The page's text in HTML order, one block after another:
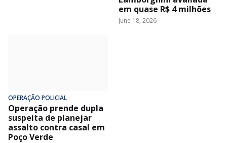
em quase R$ 4 milhões
June 18, 2026
OPERAÇÃO POLICIAL
Operação prende dupla
suspeita de planejar
assalto contra casal em
Poço Verde